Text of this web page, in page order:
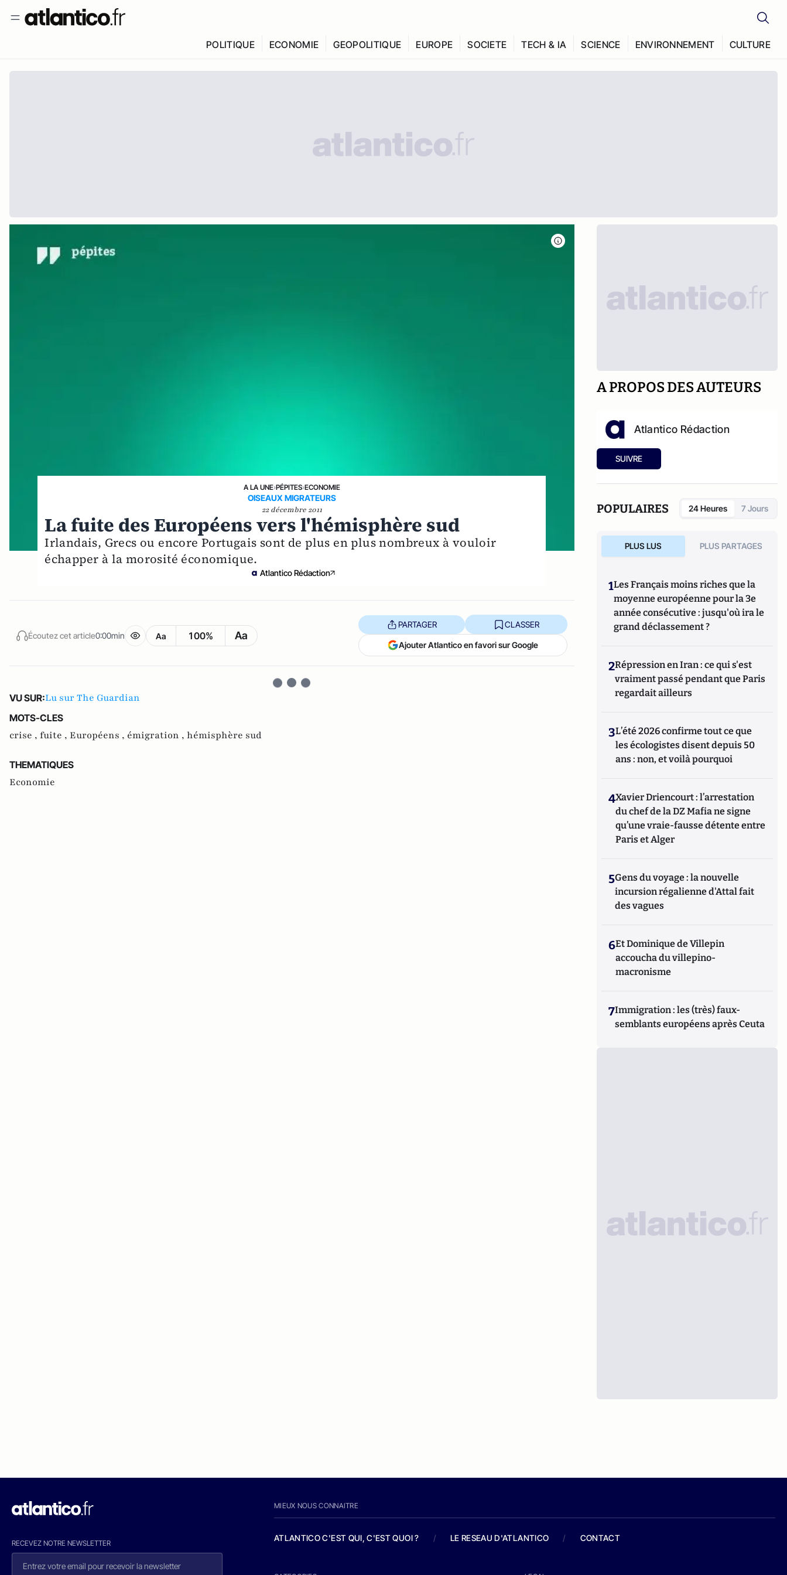
POLITIQUE ECONOMIE GEOPOLITIQUE EUROPE SOCIETE TECH & IA SCIENCE ENVIRONNEMENT CULTURE
A LA UNE›PÉPITES›ECONOMIE
OISEAUX MIGRATEURS
22 décembre 2011
La fuite des Européens vers l'hémisphère sud
Irlandais, Grecs ou encore Portugais sont de plus en plus nombreux à vouloir
échapper à la morosité économique.
Atlantico Rédaction
Écoutez cet article0:00min Aa 100% Aa
PARTAGER CLASSER
Ajouter Atlantico en favori sur Google
VU SUR:Lu sur The Guardian
MOTS-CLES
crise , fuite , Européens , émigration , hémisphère sud
THEMATIQUES
Economie
A PROPOS DES AUTEURS
Atlantico Rédaction
SUIVRE
POPULAIRES 24 Heures 7 Jours
PLUS LUS PLUS PARTAGES
1Les Français moins riches que la
moyenne européenne pour la 3e
année consécutive : jusqu'où ira le
grand déclassement ?
2Répression en Iran : ce qui s'est
vraiment passé pendant que Paris
regardait ailleurs
3L’été 2026 confirme tout ce que
les écologistes disent depuis 50
ans : non, et voilà pourquoi
4Xavier Driencourt : l’arrestation
du chef de la DZ Mafia ne signe
qu’une vraie-fausse détente entre
Paris et Alger
5Gens du voyage : la nouvelle
incursion régalienne d'Attal fait
des vagues
6Et Dominique de Villepin
accoucha du villepino-
macronisme
7Immigration : les (très) faux-
semblants européens après Ceuta
RECEVEZ NOTRE NEWSLETTER
MIEUX NOUS CONNAITRE
ATLANTICO C'EST QUI, C'EST QUOI ? / LE RESEAU D'ATLANTICO / CONTACT